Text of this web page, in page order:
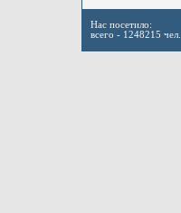
Нас посетило:
всего - 1248215 чел.